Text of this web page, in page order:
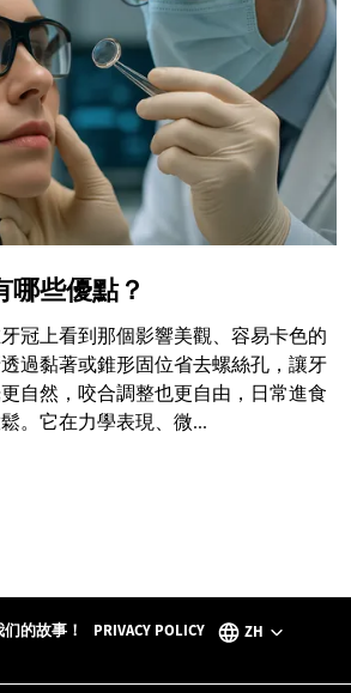
哪些優點？
冠上看到那個影響美觀、容易卡色的
過黏著或錐形固位省去螺絲孔，讓牙
自然，咬合調整也更自由，日常進食
。它在力學表現、微...
的故事！ PRIVACY POLICY ZH